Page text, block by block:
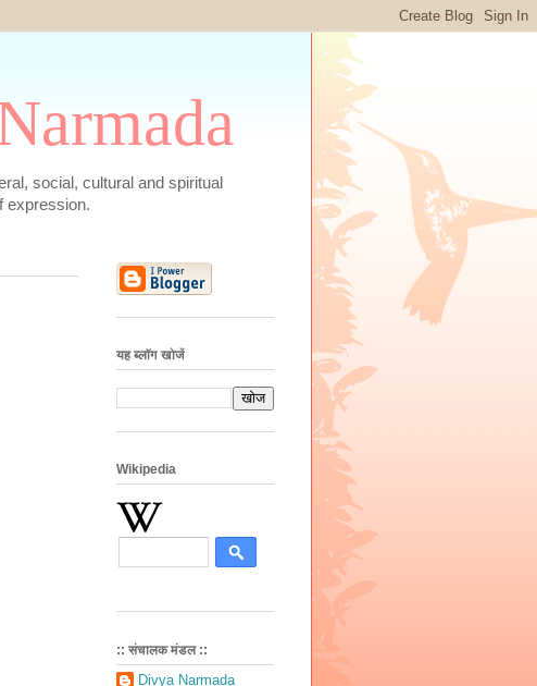
social, cultural and spiritual
expression.
यह ब्लॉग खोजें
Wikipedia
:: संचालक मंडल ::
Divya Narmada